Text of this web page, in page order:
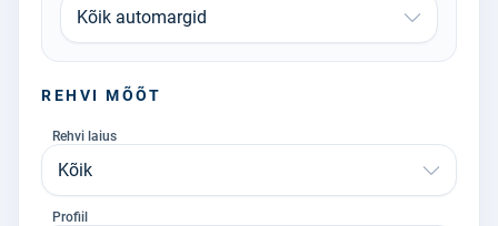
Kõik automargid
REHVI MÕÕT
Rehvi laius
Kõik
Profiil